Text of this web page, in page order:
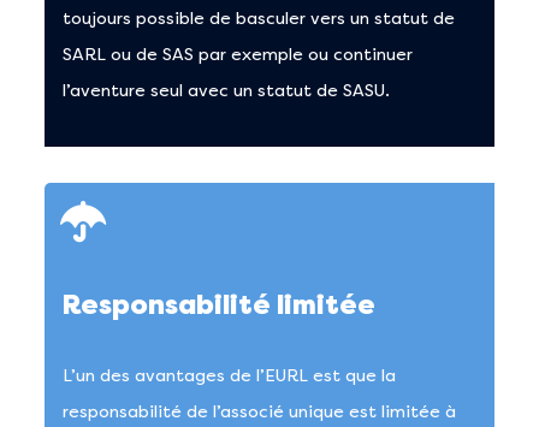
toujours possible de basculer vers un statut de
SARL ou de SAS par exemple ou continuer
l’aventure seul avec un statut de SASU.
Responsabilité limitée
L’un des avantages de l’EURL est que la
responsabilité de l’associé unique est limitée à
Je crée ma SAS en formule Premium 😎